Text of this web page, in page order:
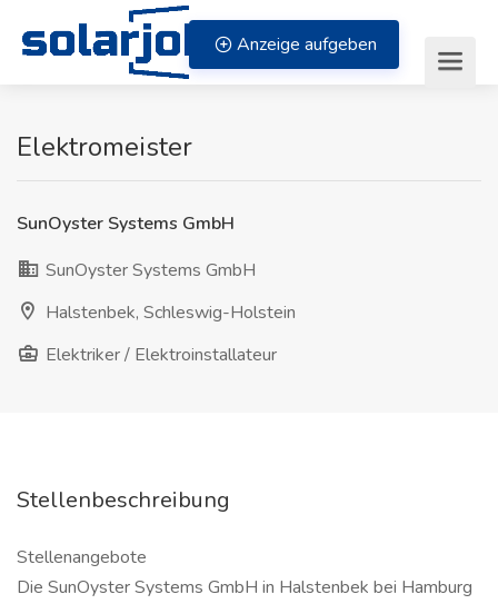
Zum Inhalt springen
Anzeige aufgeben
Elektromeister
SunOyster Systems GmbH
SunOyster Systems GmbH
Halstenbek, Schleswig-Holstein
Elektriker / Elektroinstallateur
Stellenbeschreibung
Stellenangebote
Die SunOyster Systems GmbH in Halstenbek bei Hamburg